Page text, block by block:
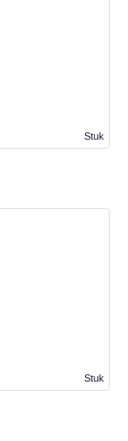
Stuk
Stuk